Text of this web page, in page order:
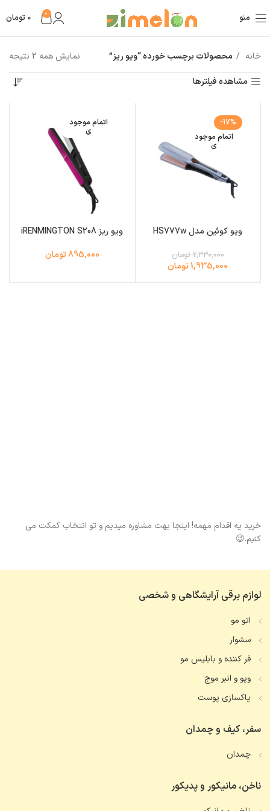
منو 0
0 تومان
خانه محصولات برچسب خورده “ویو ریز”
نمایش همه 2 نتیجه
مشاهده فیلترها
-17%
اتمام موجود
ی
ویو کوئین مدل HS777w
2,330,000 تومان
1,935,000 تومان
اتمام موجود
ی
ویو ریز iRENMINGTON S208
895,000 تومان
خرید یه اقدام مهمه! اینجا بهت مشاوره میدیم و تو انتخاب کمکت می
کنیم.😉
لوازم برقی آرایشگاهی و شخصی
اتو مو
سشوار
فر کننده و بابلیس مو
ویو و انبر موج
پاکسازی پوست
سفر، کیف و چمدان
چمدان
ناخن، مانیکور و پدیکور